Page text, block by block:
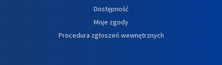
Dostępność
Moje zgody
Procedura zgłoszeń wewnętrznych